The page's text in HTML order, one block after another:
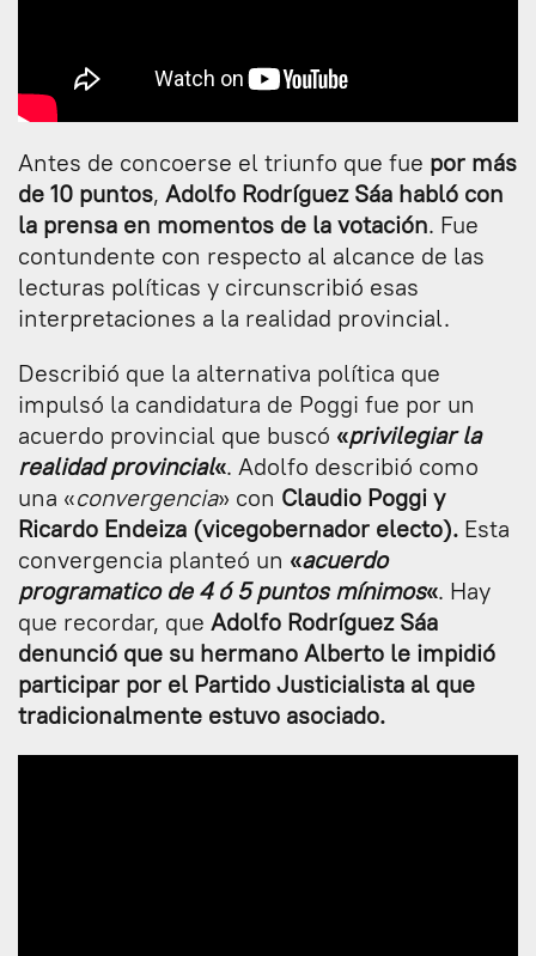
Antes de concoerse el triunfo que fue por más
de 10 puntos, Adolfo Rodríguez Sáa habló con
la prensa en momentos de la votación. Fue
contundente con respecto al alcance de las
lecturas políticas y circunscribió esas
interpretaciones a la realidad provincial.
Describió que la alternativa política que
impulsó la candidatura de Poggi fue por un
acuerdo provincial que buscó «privilegiar la
realidad provincial«. Adolfo describió como
una «convergencia» con Claudio Poggi y
Ricardo Endeiza (vicegobernador electo). Esta
convergencia planteó un «acuerdo
programatico de 4 ó 5 puntos mínimos«. Hay
que recordar, que Adolfo Rodríguez Sáa
denunció que su hermano Alberto le impidió
participar por el Partido Justicialista al que
tradicionalmente estuvo asociado.